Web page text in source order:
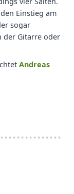
Einstieg am
sogar
der Gitarre oder
Andreas